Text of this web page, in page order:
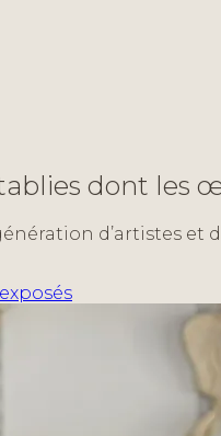
dont les
d’artistes et